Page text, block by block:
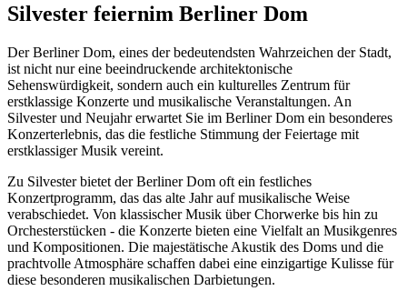
Silvester feiernim Berliner Dom
Der Berliner Dom, eines der bedeutendsten Wahrzeichen der Stadt,
ist nicht nur eine beeindruckende architektonische
Sehenswürdigkeit, sondern auch ein kulturelles Zentrum für
erstklassige Konzerte und musikalische Veranstaltungen. An
Silvester und Neujahr erwartet Sie im Berliner Dom ein besonderes
Konzerterlebnis, das die festliche Stimmung der Feiertage mit
erstklassiger Musik vereint.
Zu Silvester bietet der Berliner Dom oft ein festliches
Konzertprogramm, das das alte Jahr auf musikalische Weise
verabschiedet. Von klassischer Musik über Chorwerke bis hin zu
Orchesterstücken - die Konzerte bieten eine Vielfalt an Musikgenres
und Kompositionen. Die majestätische Akustik des Doms und die
prachtvolle Atmosphäre schaffen dabei eine einzigartige Kulisse für
diese besonderen musikalischen Darbietungen.